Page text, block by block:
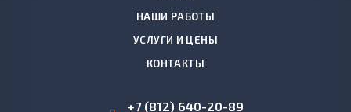
НАШИ РАБОТЫ
УСЛУГИ И ЦЕНЫ
КОНТАКТЫ
+7 (812) 640-20-89